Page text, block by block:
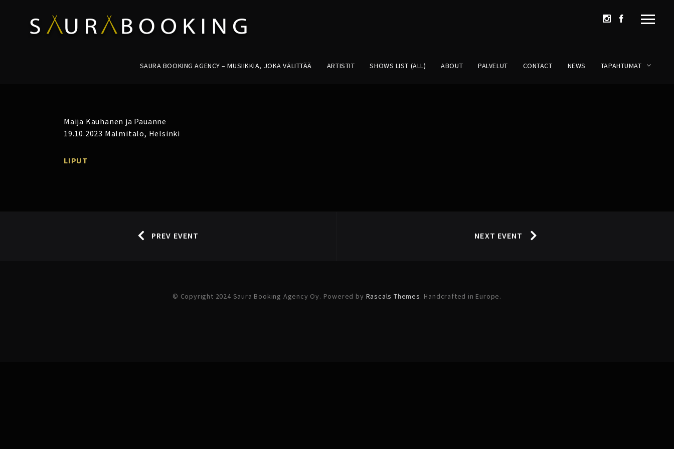
SAURA BOOKING AGENCY – MUSIIKKIA, JOKA VÄLITTÄÄ ARTISTIT SHOWS LIST (ALL) ABOUT PALVELUT CONTACT NEWS TAPAHTUMAT
Maija Kauhanen ja Pauanne
19.10.2023 Malmitalo, Helsinki
LIPUT
PREV EVENT NEXT EVENT
© Copyright 2024 Saura Booking Agency Oy. Powered by Rascals Themes. Handcrafted in Europe.